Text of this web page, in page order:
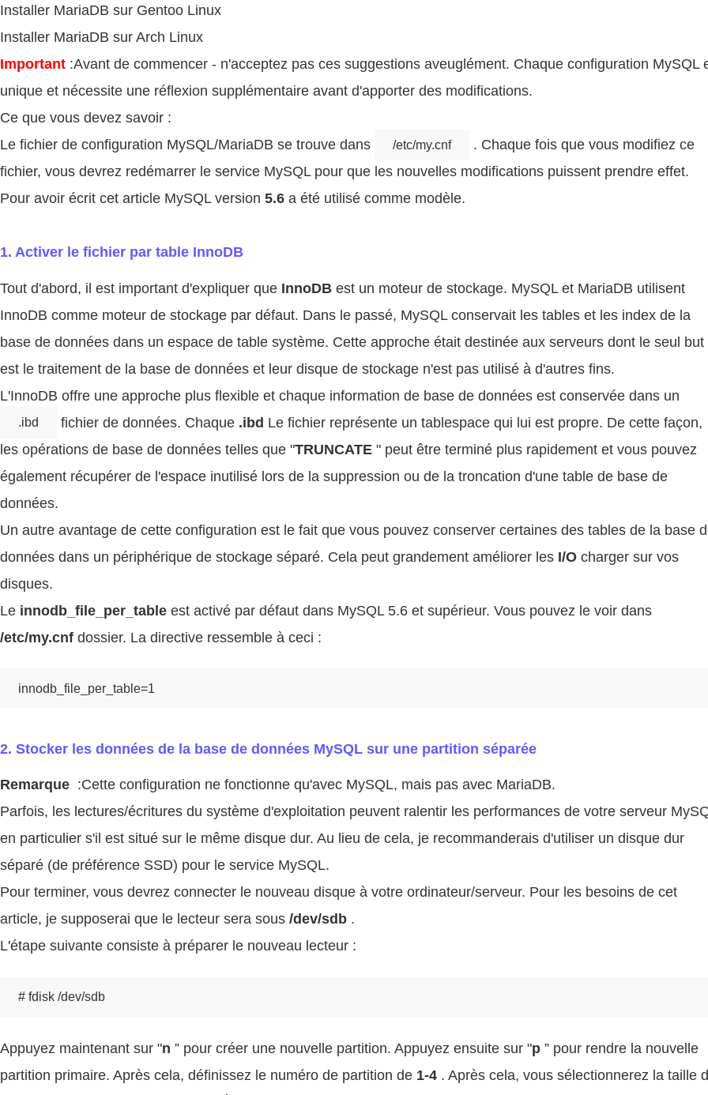
Installer MariaDB sur Gentoo Linux
Installer MariaDB sur Arch Linux
Important :Avant de commencer - n'acceptez pas ces suggestions aveuglément. Chaque configuration MySQL
unique et nécessite une réflexion supplémentaire avant d'apporter des modifications.
Ce que vous devez savoir :
Le fichier de configuration MySQL/MariaDB se trouve dans
/etc/my.cnf
. Chaque fois que vous modifiez ce
fichier, vous devrez redémarrer le service MySQL pour que les nouvelles modifications puissent prendre effet.
Pour avoir écrit cet article MySQL version 5.6 a été utilisé comme modèle.
1. Activer le fichier par table InnoDB
Tout d'abord, il est important d'expliquer que InnoDB est un moteur de stockage. MySQL et MariaDB utilisent
InnoDB comme moteur de stockage par défaut. Dans le passé, MySQL conservait les tables et les index de la
base de données dans un espace de table système. Cette approche était destinée aux serveurs dont le seul but
est le traitement de la base de données et leur disque de stockage n'est pas utilisé à d'autres fins.
L'InnoDB offre une approche plus flexible et chaque information de base de données est conservée dans un
.ibd fichier de données. Chaque .ibd Le fichier représente un tablespace qui lui est propre. De cette façon,
les opérations de base de données telles que "TRUNCATE " peut être terminé plus rapidement et vous pouvez
également récupérer de l'espace inutilisé lors de la suppression ou de la troncation d'une table de base de
données.
Un autre avantage de cette configuration est le fait que vous pouvez conserver certaines des tables de la base
données dans un périphérique de stockage séparé. Cela peut grandement améliorer les I/O charger sur vos
disques.
Le innodb_file_per_table est activé par défaut dans MySQL 5.6 et supérieur. Vous pouvez le voir dans
/etc/my.cnf dossier. La directive ressemble à ceci :
2. Stocker les données de la base de données MySQL sur une partition séparée
Remarque :Cette configuration ne fonctionne qu'avec MySQL, mais pas avec MariaDB.
Parfois, les lectures/écritures du système d'exploitation peuvent ralentir les performances de votre serveur
en particulier s'il est situé sur le même disque dur. Au lieu de cela, je recommanderais d'utiliser un disque dur
séparé (de préférence SSD) pour le service MySQL.
Pour terminer, vous devrez connecter le nouveau disque à votre ordinateur/serveur. Pour les besoins de cet
article, je supposerai que le lecteur sera sous /dev/sdb .
L'étape suivante consiste à préparer le nouveau lecteur :
# fdisk /dev/sdb
Appuyez maintenant sur "n ” pour créer une nouvelle partition. Appuyez ensuite sur "p ” pour rendre la nouvelle
partition primaire. Après cela, définissez le numéro de partition de 1-4 . Après cela, vous sélectionnerez la taille